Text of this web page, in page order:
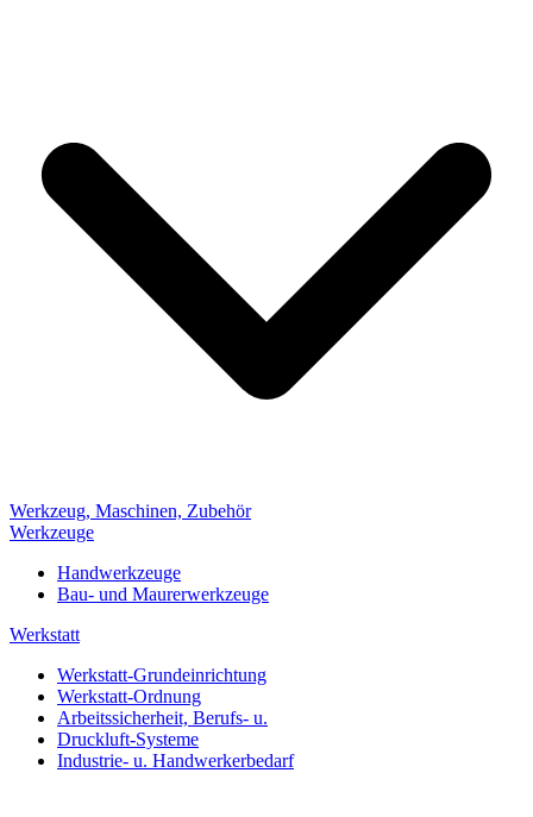
Werkzeug, Maschinen, Zubehör
Werkzeuge
Handwerkzeuge
Bau- und Maurerwerkzeuge
Werkstatt
Werkstatt-Grundeinrichtung
Werkstatt-Ordnung
Arbeitssicherheit, Berufs- u.
Druckluft-Systeme
Industrie- u. Handwerkerbedarf